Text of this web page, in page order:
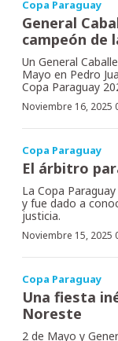
Copa Paraguay
General
campeón de
Un General
Mayo en Pedro
Copa Paraguay
Noviembre 16, 2025
Copa Paraguay
El árbitro
La Copa
y fue dado a
justicia.
Noviembre 15, 2025
Copa Paraguay
Una fiesta
Noreste
2 de Mayo y